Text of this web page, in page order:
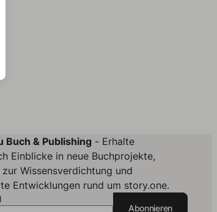
Buch & Publishing- Erhalte
Einblicke in neue Buchprojekte,
Wissensverdichtung und
Entwicklungen rund um story.one.
Abonnieren